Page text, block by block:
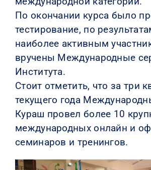
По окончании курса было
тестирование, по
наиболее активным
вручены Международные
Института.
Стоит отметить, что за три
текущего года
Кураш провел более 10
международных онлайн и
семинаров и тренингов.